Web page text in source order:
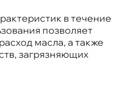
в течение
позволяет
масла, а также
загрязняющих